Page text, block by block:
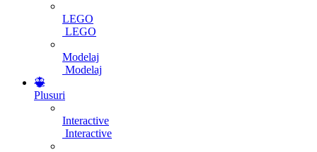
LEGO
LEGO
Modelaj
Modelaj
Plusuri
Interactive
Interactive